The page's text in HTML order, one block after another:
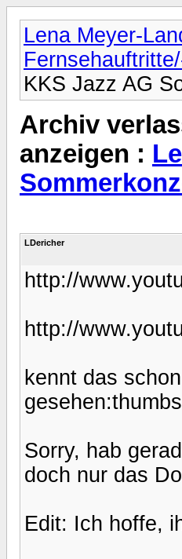
Lena Meyer-
KKS Jazz AG
Archiv
anzeigen :
LDericher
http://
http://
kennt das
Sorry, hab
doch nur das
Edit: Ich hoffe,